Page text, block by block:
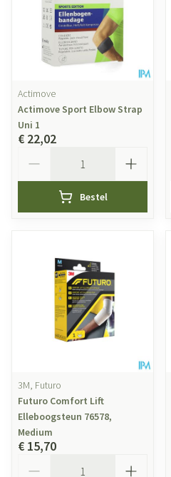
Actimove
Actimove Sport Elbow Strap
Uni 1
€ 22,02
Bestel
3M, Futuro
Futuro Comfort Lift
Elleboogsteun 76578,
Medium
€ 15,70